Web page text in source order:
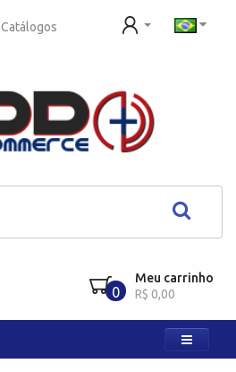
Catálogos
0
Meu carrinho
R$ 0,00